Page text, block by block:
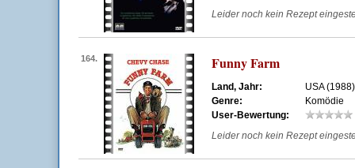
Leider noch kein Rezept
164. Funny Farm
Land, Jahr:
USA (1988)
Genre:
Komödie
User-Bewertung:
Leider noch kein Rezept